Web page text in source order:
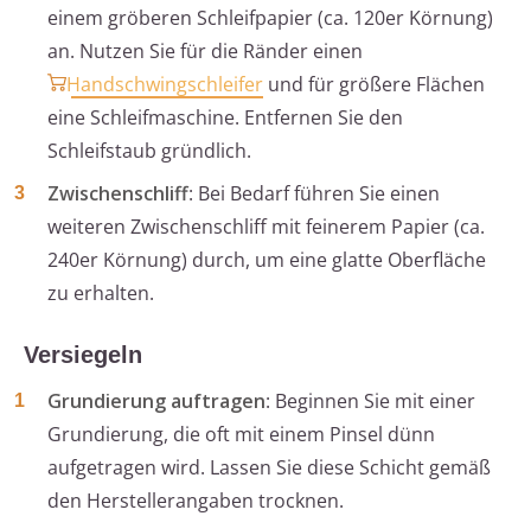
einem gröberen Schleifpapier (ca. 120er Körnung)
an. Nutzen Sie für die Ränder einen
Handschwingschleifer und für größere Flächen
eine Schleifmaschine. Entfernen Sie den
Schleifstaub gründlich.
Zwischenschliff: Bei Bedarf führen Sie einen
weiteren Zwischenschliff mit feinerem Papier (ca.
240er Körnung) durch, um eine glatte Oberfläche
zu erhalten.
Versiegeln
Grundierung auftragen: Beginnen Sie mit einer
Grundierung, die oft mit einem Pinsel dünn
aufgetragen wird. Lassen Sie diese Schicht gemäß
den Herstellerangaben trocknen.